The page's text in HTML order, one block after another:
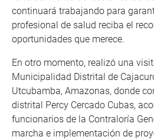
continuará trabajando para
profesional de salud reciba el
oportunidades que merece.
En otro momento, realizó una
Municipalidad Distrital de
Utcubamba, Amazonas, donde
distrital Percy Cercado Cubas,
funcionarios de la Contraloría
marcha e implementación de